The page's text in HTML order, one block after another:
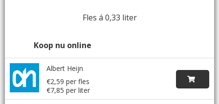
Fles á 0,33 liter
Koop nu online
Albert Heijn
€2,59 per fles
€7,85 per liter